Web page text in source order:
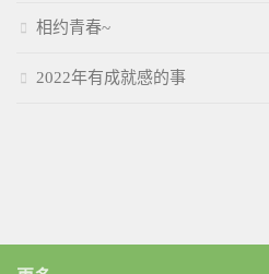
相约青春~
2022年有成就感的事